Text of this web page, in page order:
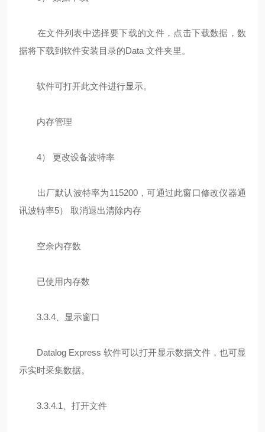
在文件列表中选择要下载的文件，点击下载数据，数
据将下载到软件安装目录的Data 文件夹里。
软件可打开此文件进行显示。
内存管理
4） 更改设备波特率
出厂默认波特率为115200，可通过此窗口修改仪器通
讯波特率5） 取消退出清除内存
空余内存数
已使用内存数
3.3.4、显示窗口
Datalog Express 软件可以打开显示数据文件，也可显
示实时采集数据。
3.3.4.1、打开文件